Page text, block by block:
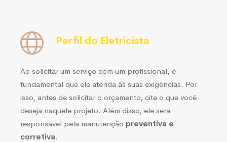
Perfil do Eletricista
Ao solicitar um serviço com um profissional, é
fundamental que ele atenda às suas exigências. Por
isso, antes de solicitar o orçamento, cite o que você
deseja naquele projeto. Além disso, ele será
responsável pela manutenção preventiva e
corretiva.